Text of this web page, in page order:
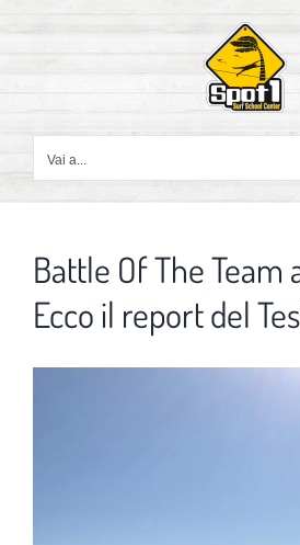
contenuto
Vai a...
Battle Of The Team
Ecco il report del